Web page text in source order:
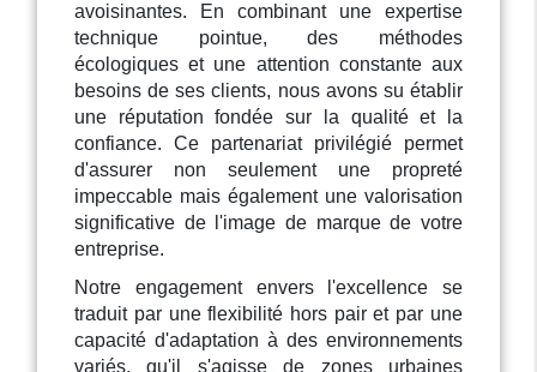
avoisinantes. En combinant une expertise
technique pointue, des méthodes
écologiques et une attention constante aux
besoins de ses clients, nous avons su établir
une réputation fondée sur la qualité et la
confiance. Ce partenariat privilégié permet
d'assurer non seulement une propreté
impeccable mais également une valorisation
significative de l'image de marque de votre
entreprise.
Notre engagement envers l'excellence se
traduit par une flexibilité hors pair et par une
capacité d'adaptation à des environnements
variés, qu'il s'agisse de zones urbaines